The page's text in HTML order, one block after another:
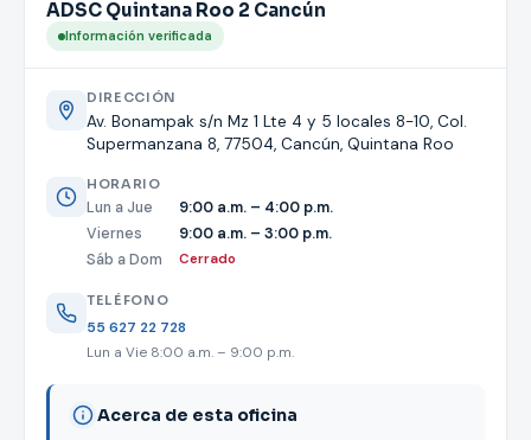
ADSC Quintana Roo 2 Cancún
Información verificada
DIRECCIÓN
Av. Bonampak s/n Mz 1 Lte 4 y 5 locales 8-10, Col.
Supermanzana 8, 77504, Cancún, Quintana Roo
HORARIO
Lun a Jue
9:00 a.m. – 4:00 p.m.
Viernes
9:00 a.m. – 3:00 p.m.
Sáb a Dom
Cerrado
TELÉFONO
55 627 22 728
Lun a Vie 8:00 a.m. – 9:00 p.m.
Acerca de esta oficina